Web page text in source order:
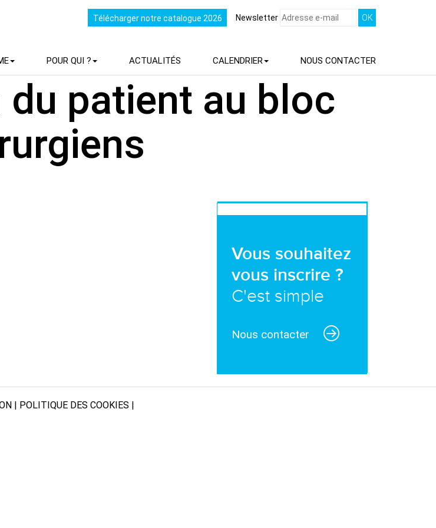
Télécharger notre catalogue 2026 Newsletter
POUR QUI ? ACTUALITÉS CALENDRIER NOUS CONTACTER
patient au bloc
Vous souhaitez
vous inscrire ?
C'est simple
Nous contacter
POLITIQUE DES COOKIES